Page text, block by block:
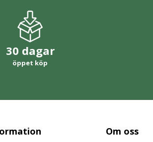
30 dagar
öppet köp
Om oss